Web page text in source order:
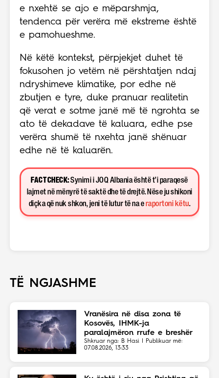
e nxehtë se ajo e mëparshmja,
tendenca për verëra më ekstreme është
e pamohueshme.
Në këtë kontekst, përpjekjet duhet të
fokusohen jo vetëm në përshtatjen ndaj
ndryshimeve klimatike, por edhe në
zbutjen e tyre, duke pranuar realitetin
që verat e sotme janë më të ngrohta se
ato të dekadave të kaluara, edhe pse
verëra shumë të nxehta janë shënuar
edhe në të kaluarën.
FACT CHECK:Synimi i JOQ Albania është t’i paraqesë
lajmet në mënyrë të saktë dhe të drejtë. Nëse ju shikoni
diçka që nuk shkon, jeni të lutur të na e raportoni këtu.
TË NGJASHME
Vranësira në disa zona të
Kosovës, IHMK-ja
paralajmëron rrufe e breshër
Shkruar nga: B Hasi | Publikuar më:
07.08.2026, 13:33